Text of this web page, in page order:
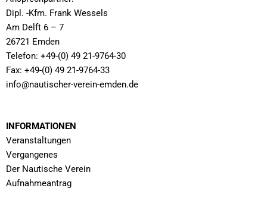
Dipl. -Kfm. Frank Wessels
Am Delft 6 – 7
26721 Emden
Telefon: +49-(0) 49 21-9764-30
Fax: +49-(0) 49 21-9764-33
info@nautischer-verein-emden.de
INFORMATIONEN
Veranstaltungen
Vergangenes
Der Nautische Verein
Aufnahmeantrag